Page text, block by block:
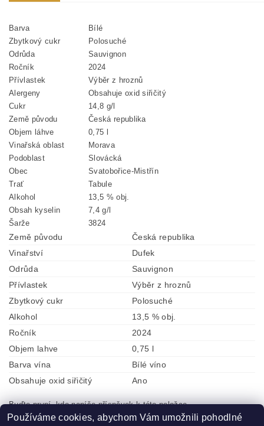
Barva
Bílé
Zbytkový cukr
Polosuché
Odrůda
Sauvignon
Ročník
2024
Přívlastek
Výběr z hroznů
Alergeny
Obsahuje oxid siřičitý
Cukr
14,8 g/l
Země původu
Česká republika
Objem láhve
0,75 l
Vinařská oblast
Morava
Podoblast
Slovácká
Obec
Svatobořice-Mistřín
Trať
Tabule
Alkohol
13,5 % obj.
Obsah kyselin
7,4 g/l
Šarže
3824
Země původu
Česká republika
Vinařství
Dufek
Odrůda
Sauvignon
Přívlastek
Výběr z hroznů
Zbytkový cukr
Polosuché
Alkohol
13,5 % obj.
Ročník
2024
Objem lahve
0,75 l
Barva vína
Bílé víno
Obsahuje oxid siřičitý
Ano
Buďte první, kdo napíše příspěvek k této položce.
Používáme cookies, abychom Vám umožnili pohodlné